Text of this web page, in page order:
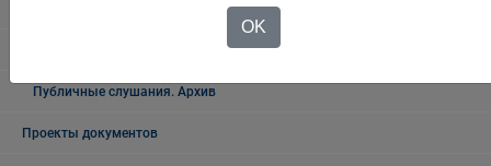
Общественные обсуждения архив
Публичные слушания. Архив
Проекты документов
OK